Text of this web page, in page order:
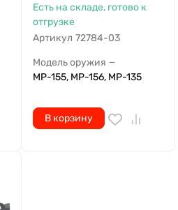
Есть на складе, готово к
отгрузке
Артикул 72784-03
Модель оружия —
МР-155, МР-156, МР-135
В корзину